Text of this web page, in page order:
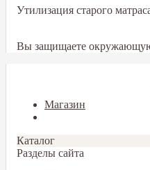
Утилизация старого
Вы защищаете окружающую
Магазин
Каталог
Разделы сайта